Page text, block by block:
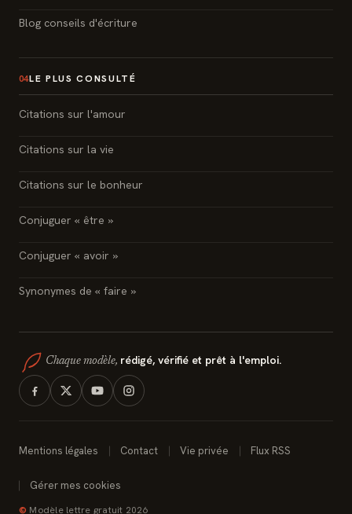
Blog conseils d'écriture
04LE PLUS CONSULTÉ
Citations sur l'amour
Citations sur la vie
Citations sur le bonheur
Conjuguer « être »
Conjuguer « avoir »
Synonymes de « faire »
Chaque modèle, rédigé, vérifié et prêt à l'emploi.
Mentions légales Contact Vie privée Flux RSS
Gérer mes cookies
© Modèle lettre gratuit 2026